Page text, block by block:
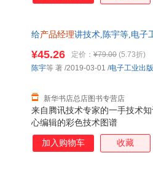
给产品经理讲技术,陈宇等,电子
来自腾讯技术专家的一手技术
心编辑的彩色技术图谱
¥45.26 定价： ¥79.00 (5.73折)
新华书店总店图书专营店
陈宇等 著 /2019-03-01 /电子工业出
加入购物车 收藏